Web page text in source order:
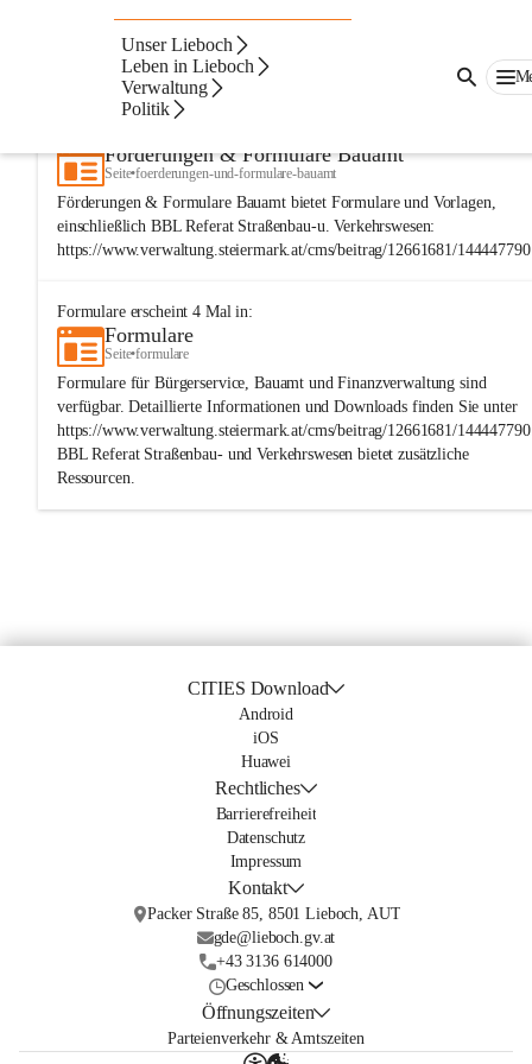
Unser Lieboch
Leben in Lieboch
Verwaltung
Politik
Beste Resultate Artikel
Suchergebnisse
Suchergebnisse:
Förderungen & Formulare Bauamt
Seite•foerderungen-und-formulare-bauamt
Förderungen & Formulare Bauamt bietet Formulare und Vorlagen,
einschließlich BBL Referat Straßenbau-u. Verkehrswesen:
https://www.verwaltung.steiermark.at/cms/beitrag/12661681/144447790
Formulareerscheint4 Mal in:
Formulare
Seite•formulare
Formulare für Bürgerservice, Bauamt und Finanzverwaltung sind
verfügbar. Detaillierte Informationen und Downloads finden Sie unter
https://www.verwaltung.steiermark.at/cms/beitrag/12661681/
BBL Referat Straßenbau- und Verkehrswesen bietet zusätzliche
Ressourcen.
CITIES Download
Android
iOS
Huawei
Rechtliches
Barrierefreiheit
Datenschutz
Impressum
Kontakt
Packer Straße 85, 8501 Lieboch, AUT
gde@lieboch.gv.at
+43 3136 614000
Geschlossen
Öffnungszeiten
Parteienverkehr & Amtszeiten